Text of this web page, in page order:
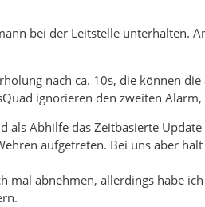
bei der Leitstelle unterhalten.
nach ca. 10s, die können
ignorieren den zweiten
als Abhilfe das Zeitbasierte
aufgetreten. Bei uns aber
mal abnehmen, allerdings habe